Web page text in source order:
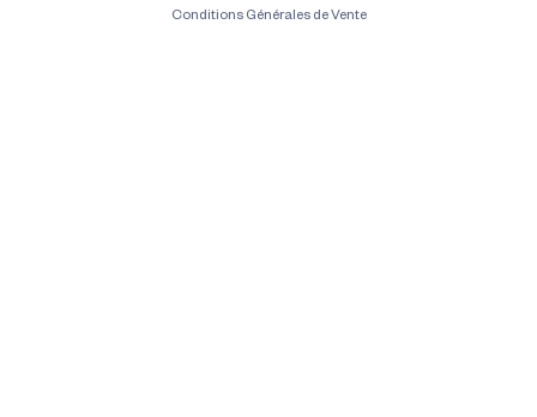
Conditions Générales de Vente